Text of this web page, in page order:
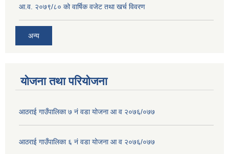
आ.व. २०७९/८० को वार्षिक वजेट तथा खर्च विवरण
अन्य
योजना तथा परियोजना
आठराई गाउँपालिका ७ नं वडा योजना आ व २०७६/०७७
आठराई गाउँपालिका ६ नं वडा योजना आ व २०७६/०७७